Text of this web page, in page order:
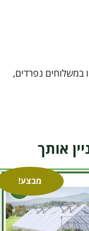
במשלוחים נפרדים,
אותך
מבצע!